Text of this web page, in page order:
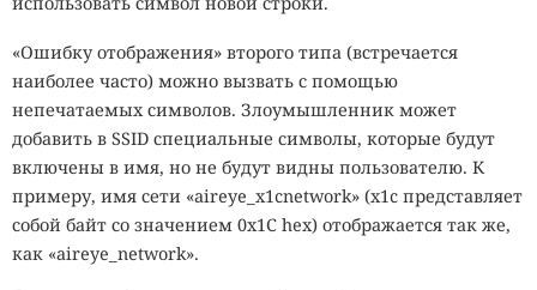
«Ошибку отображения» второго типа (встречается
наиболее часто) можно вызвать с помощью
непечатаемых символов. Злоумышленник может
добавить в SSID специальные символы, которые будут
включены в имя, но не будут видны пользователю. К
примеру, имя сети «aireye_x1cnetwork» (x1c представляет
собой байт со значением 0x1C hex) отображается так же,
как «aireye_network».